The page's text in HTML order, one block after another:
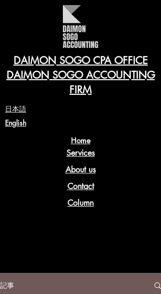
DAIMON SOGO CPA OFFICE
DAIMON SOGO ACCOUNTING
FIRM
​日本語
English
Home
Services
About us
Contact
Column
記事